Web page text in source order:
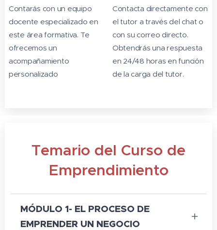
Contarás con un equipo
docente especializado en
este área formativa. Te
ofrecemos un
acompañamiento
personalizado
Contacta directamente con
el tutor a través del chat o
con su correo directo.
Obtendrás una respuesta
en 24/48 horas en función
de la carga del tutor.
Temario del Curso de
Emprendimiento
MÓDULO 1- EL PROCESO DE
EMPRENDER UN NEGOCIO